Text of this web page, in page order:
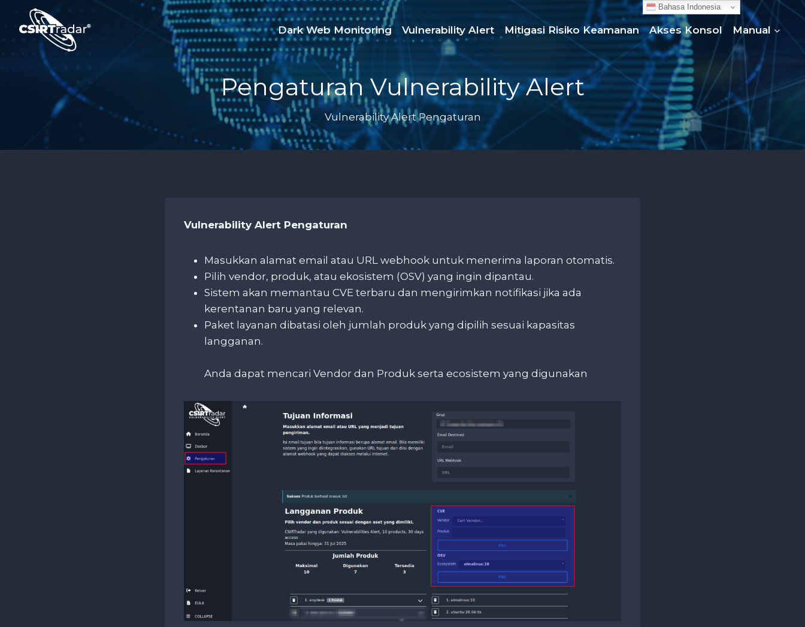
content
Dark Web Monitoring Vulnerability Alert Mitigasi Risiko Keamanan Akses Konsol Manual
Pengaturan Vulnerability Alert
Vulnerability Alert Pengaturan
Vulnerability Alert Pengaturan
Masukkan alamat email atau URL webhook untuk menerima laporan otomatis.
Pilih vendor, produk, atau ekosistem (OSV) yang ingin dipantau.
Sistem akan memantau CVE terbaru dan mengirimkan notifikasi jika ada
kerentanan baru yang relevan.
Paket layanan dibatasi oleh jumlah produk yang dipilih sesuai kapasitas
langganan.
Anda dapat mencari Vendor dan Produk serta ecosistem yang digunakan
Bahasa Indonesia